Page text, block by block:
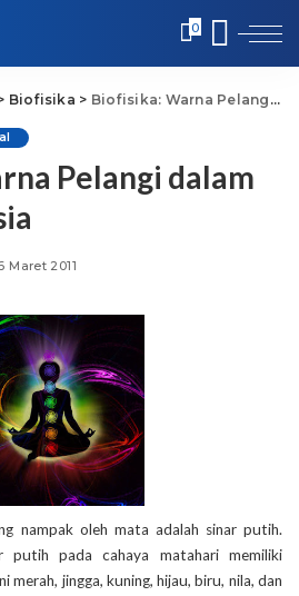
0
Biofisika > Biofisika: Warna Pelangi dalam Tubuh Manusia
Pelangi dalam
Maret 2011
nampak oleh mata adalah sinar putih.
putih pada cahaya matahari memiliki
merah, jingga, kuning, hijau, biru, nila, dan